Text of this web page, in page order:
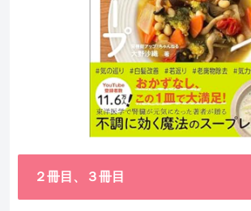
２冊目、３冊目